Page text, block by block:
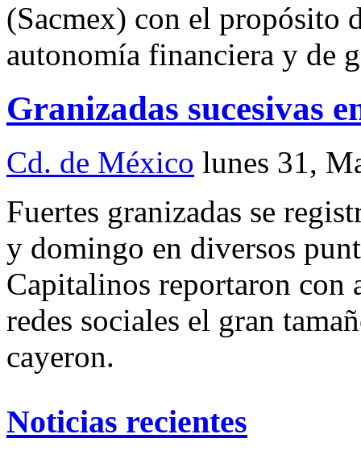
(Sacmex) con el propósito
autonomía financiera y de
Granizadas sucesivas
Cd. de México lunes 31,
Fuertes granizadas se
y domingo en diversos
Capitalinos reportaron con
redes sociales el gran
cayeron.
Noticias recientes